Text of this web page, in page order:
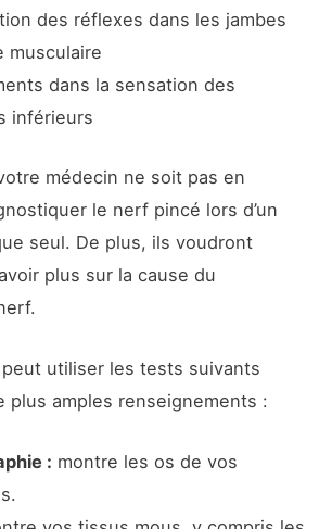
des réflexes dans les jambes
musculaire
dans la sensation des
inférieurs
médecin ne soit pas en
le nerf pincé lors d’un
seul. De plus, ils voudront
plus sur la cause du
utiliser les tests suivants
plus amples renseignements :
: montre les os de vos